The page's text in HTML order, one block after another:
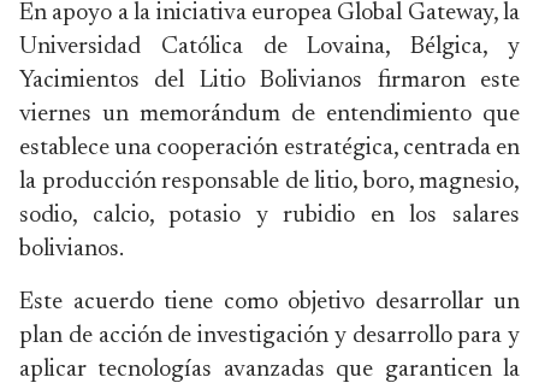
En apoyo a la iniciativa europea Global Gateway, la
Universidad Católica de Lovaina, Bélgica, y
Yacimientos del Litio Bolivianos firmaron este
viernes un memorándum de entendimiento que
establece una cooperación estratégica, centrada en
la producción responsable de litio, boro, magnesio,
sodio, calcio, potasio y rubidio en los salares
bolivianos.
Este acuerdo tiene como objetivo desarrollar un
plan de acción de investigación y desarrollo para y
aplicar tecnologías avanzadas que garanticen la